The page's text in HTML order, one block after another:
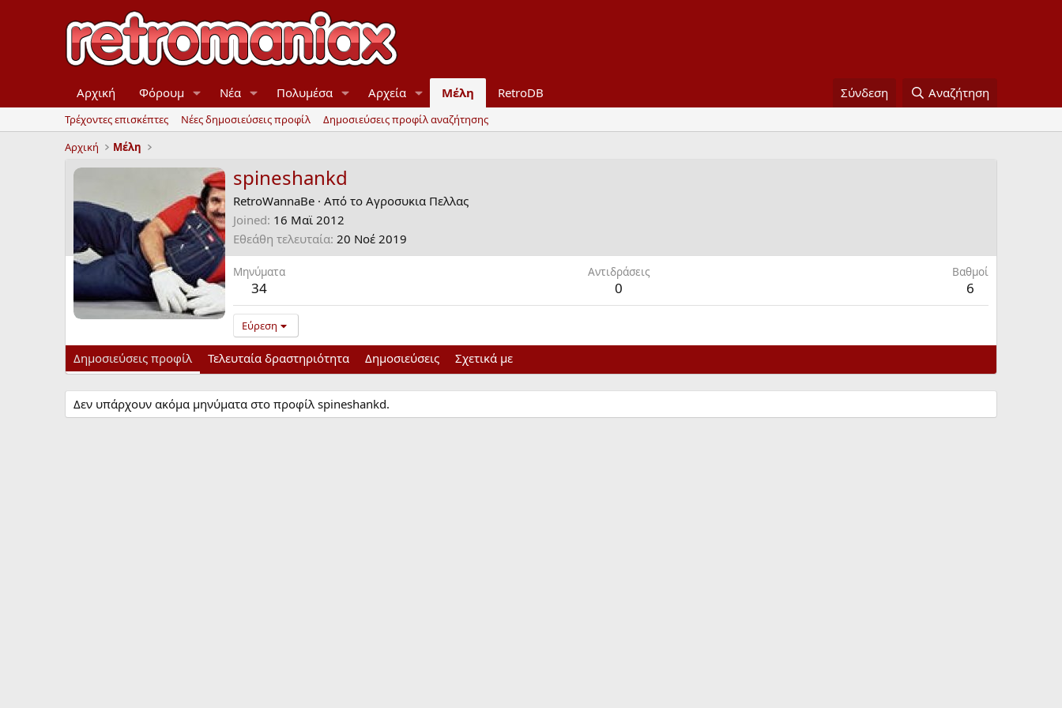
Αρχική Φόρουμ Νέα Πολυμέσα Αρχεία Μέλη RetroDB Σύνδεση Αναζήτηση
Τρέχοντες επισκέπτες Νέες δημοσιεύσεις προφίλ
Δημοσιεύσεις προφίλ αναζήτησης
Αρχική
Μέλη
spineshankd
RetroWannaBe · Από το Aγροσυκια Πελλας
Joined 16 Mαϊ 2012
Εθεάθη τελευταία 20 Νοέ 2019
Μηνύματα
34
Αντιδράσεις
0
Bαθμοί
6
Εύρεση
Δημοσιεύσεις προφίλ Τελευταία δραστηριότητα Δημοσιεύσεις Σχετικά με
Δεν υπάρχουν ακόμα μηνύματα στο προφίλ spineshankd.